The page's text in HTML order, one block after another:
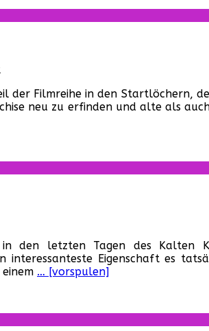
für
Dark
Fate
der Filmreihe in den Startlöchern,
neu zu erfinden und alte als
den letzten Tagen des Kalten
interessanteste Eigenschaft es
… [vorspulen]